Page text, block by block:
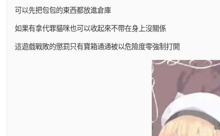
可以先把包包的東西都放進倉庫
如果有拿代罪貓咪也可以收起來不帶在身上沒關係
這遊戲戰敗的懲罰只有寶箱通通被以危險度零強制打開